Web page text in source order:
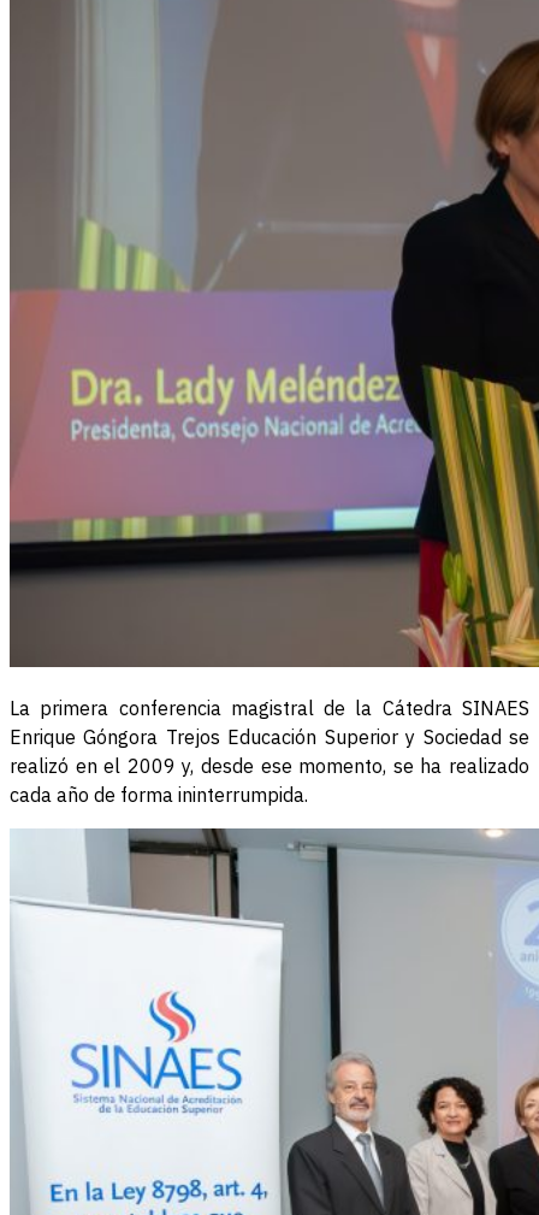
La primera conferencia magistral de la Cátedra SINAES
Enrique Góngora Trejos Educación Superior y Sociedad se
realizó en el 2009 y, desde ese momento, se ha realizado
cada año de forma ininterrumpida.